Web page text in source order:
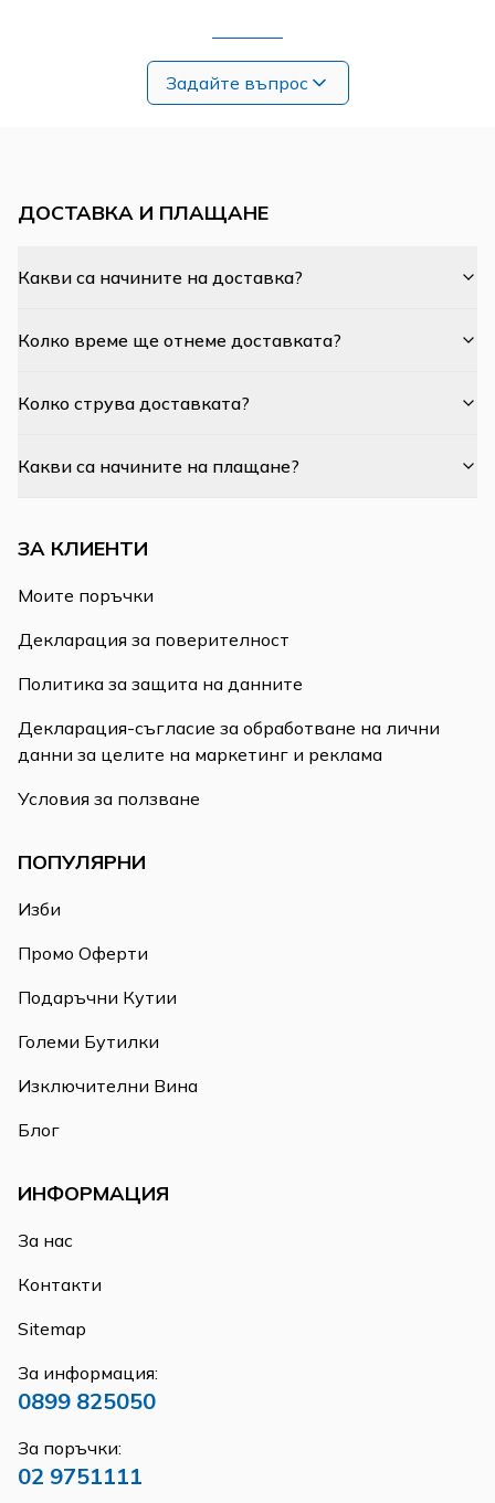
Задайте въпрос
ДОСТАВКА И ПЛАЩАНЕ
Какви са начините на доставка?
Колко време ще отнеме доставката?
Колко струва доставката?
Какви са начините на плащане?
ЗА КЛИЕНТИ
Моите поръчки
Декларация за поверителност
Политика за защита на данните
Декларация-съгласие за обработване на лични
данни за целите на маркетинг и реклама
Условия за ползване
ПОПУЛЯРНИ
Изби
Промо Оферти
Подаръчни Кутии
Големи Бутилки
Изключителни Вина
Блог
ИНФОРМАЦИЯ
За нас
Контакти
Sitemap
За информация:
0899 825050
За поръчки:
02 9751111